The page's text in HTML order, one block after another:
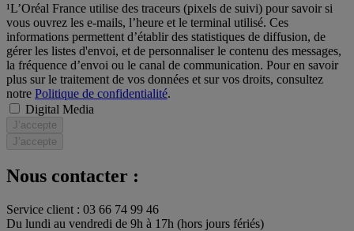
¹L’Oréal France utilise des traceurs (pixels de suivi) pour savoir si
vous ouvrez les e-mails, l’heure et le terminal utilisé. Ces
informations permettent d’établir des statistiques de diffusion, de
gérer les listes d'envoi, et de personnaliser le contenu des messages,
la fréquence d’envoi ou le canal de communication. Pour en savoir
plus sur le traitement de vos données et sur vos droits, consultez
notre Politique de confidentialité.
Digital Media
J’accepte
J’accepte
Nous contacter :
Service client : 03 66 74 99 46
Du lundi au vendredi de 9h à 17h (hors jours fériés)​